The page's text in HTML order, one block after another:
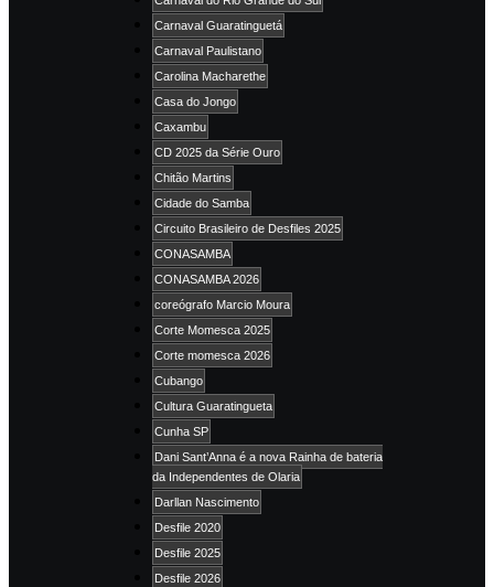
Carnaval Guaratinguetá
Carnaval Paulistano
Carolina Macharethe
Casa do Jongo
Caxambu
CD 2025 da Série Ouro
Chitão Martins
Cidade do Samba
Circuito Brasileiro de Desfiles 2025
CONASAMBA
CONASAMBA 2026
coreógrafo Marcio Moura
Corte Momesca 2025
Corte momesca 2026
Cubango
Cultura Guaratingueta
Cunha SP
Dani Sant’Anna é a nova Rainha de bateria
da Independentes de Olaria
Darllan Nascimento
Desfile 2020
Desfile 2025
Desfile 2026